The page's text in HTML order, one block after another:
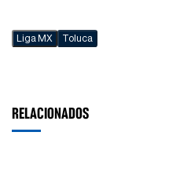
Liga MX Toluca
RELACIONADOS